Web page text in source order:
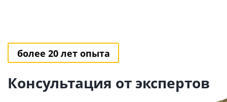
более 20 лет опыта
Консультация от экспертов